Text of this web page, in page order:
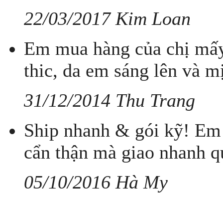
22/03/2017 Kim Loan
Em mua hàng của chị
thic, da em sáng lên và
31/12/2014 Thu Trang
Ship nhanh & gói kỹ!
cẩn thận mà giao nhanh
05/10/2016 Hà My